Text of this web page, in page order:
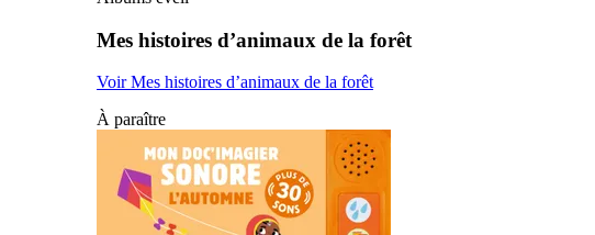
Mes histoires d’animaux de la forêt
Voir Mes histoires d’animaux de la forêt
À paraître